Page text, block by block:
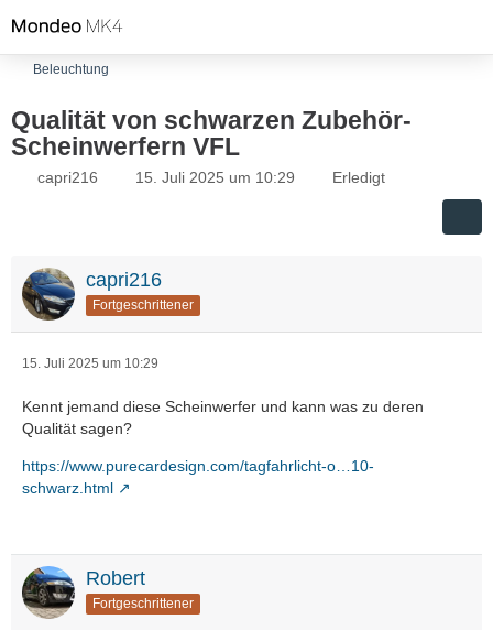
Beleuchtung
Qualität von schwarzen Zubehör-
Scheinwerfern VFL
capri216 15. Juli 2025 um 10:29 Erledigt
capri216
Fortgeschrittener
15. Juli 2025 um 10:29
Kennt jemand diese Scheinwerfer und kann was zu deren
Qualität sagen?
https://www.purecardesign.com/tagfahrlicht-o…10-
schwarz.html
Robert
Fortgeschrittener